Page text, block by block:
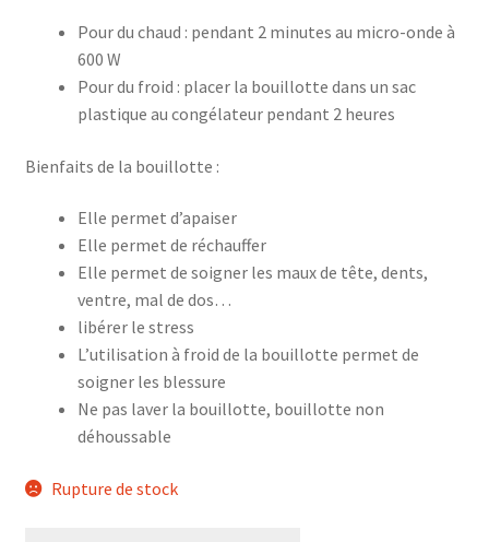
Pour du chaud : pendant 2 minutes au micro-onde à
600 W
Pour du froid : placer la bouillotte dans un sac
plastique au congélateur pendant 2 heures
Bienfaits de la bouillotte :
Elle permet d’apaiser
Elle permet de réchauffer
Elle permet de soigner les maux de tête, dents,
ventre, mal de dos…
libérer le stress
L’utilisation à froid de la bouillotte permet de
soigner les blessure
Ne pas laver la bouillotte, bouillotte non
déhoussable
Rupture de stock